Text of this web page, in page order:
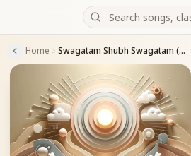
Home Swagatam Shubh Swagatam ( New )